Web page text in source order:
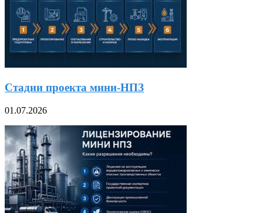
Стадии проекта мини-НПЗ
01.07.2026